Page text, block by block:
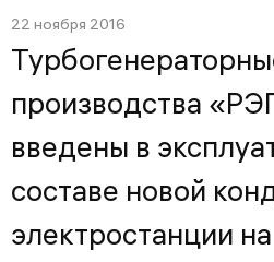
22 ноября 2016
производства
введены в
составе новой
электростанции